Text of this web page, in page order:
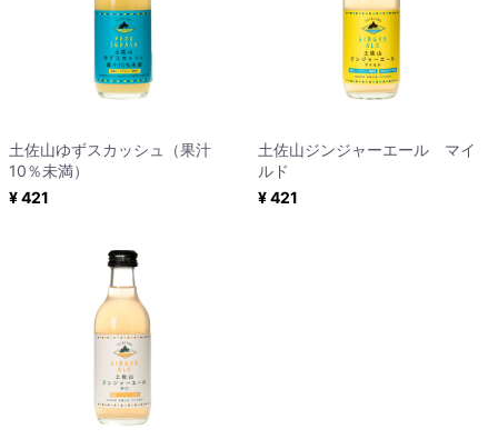
土佐山ゆずスカッシュ（果汁
10％未満）
¥ 421
土佐山ジンジャーエール マイ
ルド
¥ 421